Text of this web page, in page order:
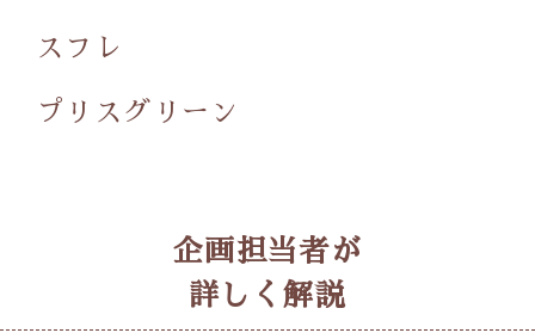
スフレ
プリスグリーン
企画担当者が
詳しく解説